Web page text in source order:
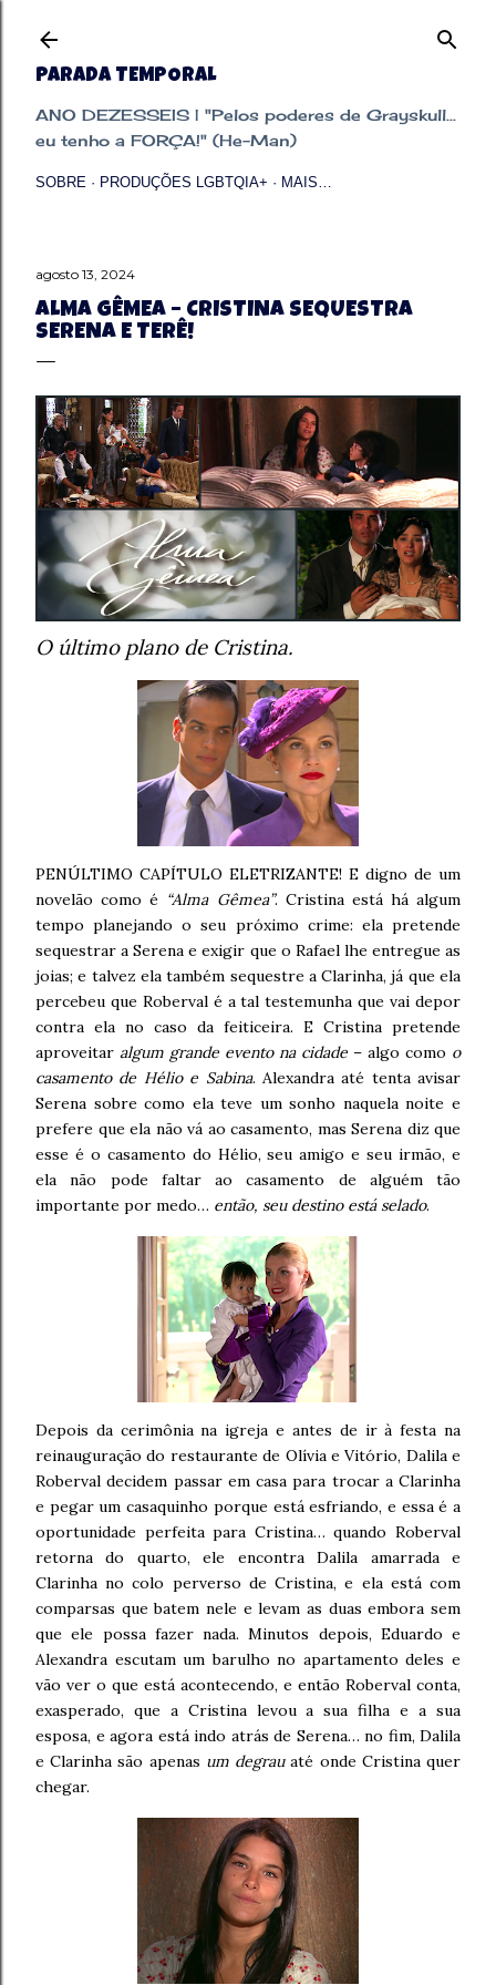
PARADA TEMPORAL
ANO DEZESSEIS | "Pelos poderes de Grayskull...
eu tenho a FORÇA!" (He-Man)
SOBRE PRODUÇÕES LGBTQIA+ MAIS…
agosto 13, 2024
ALMA GÊMEA – CRISTINA SEQUESTRA
SERENA E TERÊ!
O último plano de Cristina.
PENÚLTIMO CAPÍTULO ELETRIZANTE! E digno de um
novelão como é “Alma Gêmea”. Cristina está há algum
tempo planejando o seu próximo crime: ela pretende
sequestrar a Serena e exigir que o Rafael lhe entregue as
joias; e talvez ela também sequestre a Clarinha, já que ela
percebeu que Roberval é a tal testemunha que vai depor
contra ela no caso da feiticeira. E Cristina pretende
aproveitar algum grande evento na cidade – algo como o
casamento de Hélio e Sabina. Alexandra até tenta avisar
Serena sobre como ela teve um sonho naquela noite e
prefere que ela não vá ao casamento, mas Serena diz que
esse é o casamento do Hélio, seu amigo e seu irmão, e
ela não pode faltar ao casamento de alguém tão
importante por medo… então, seu destino está selado.
Depois da cerimônia na igreja e antes de ir à festa na
reinauguração do restaurante de Olívia e Vitório, Dalila e
Roberval decidem passar em casa para trocar a Clarinha
e pegar um casaquinho porque está esfriando, e essa é a
oportunidade perfeita para Cristina… quando Roberval
retorna do quarto, ele encontra Dalila amarrada e
Clarinha no colo perverso de Cristina, e ela está com
comparsas que batem nele e levam as duas embora sem
que ele possa fazer nada. Minutos depois, Eduardo e
Alexandra escutam um barulho no apartamento deles e
vão ver o que está acontecendo, e então Roberval conta,
exasperado, que a Cristina levou a sua filha e a sua
esposa, e agora está indo atrás de Serena… no fim, Dalila
e Clarinha são apenas um degrauaté onde Cristina quer
chegar.